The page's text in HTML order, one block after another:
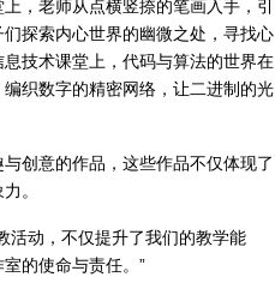
，老师从点横竖捺的笔画入手，引
探索内心世界的幽微之处，寻找心
技术课堂上，代码与算法的世界在
织数字的精密网络，让二进制的光
创意的作品，这些作品不仅体现了
。
活动，不仅提升了我们的教学能
的使命与责任。”